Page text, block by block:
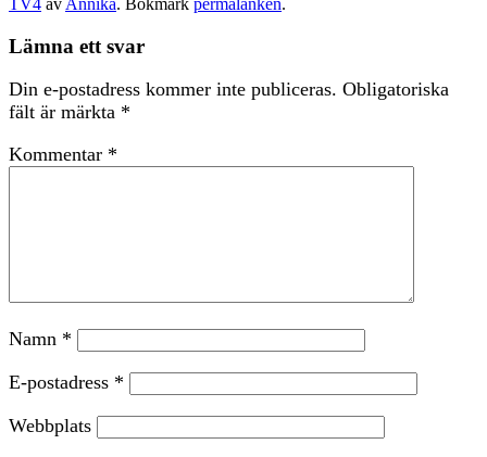
TV4 av Annika. Bokmärk permalänken.
Lämna ett svar
Din e-postadress kommer inte publiceras. Obligatoriska
fält är märkta *
Kommentar *
Namn *
E-postadress *
Webbplats